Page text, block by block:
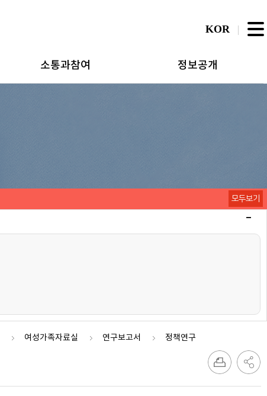
소통과참여 정보공개
KOR
모두보기
여성가족자료실 연구보고서 정책연구